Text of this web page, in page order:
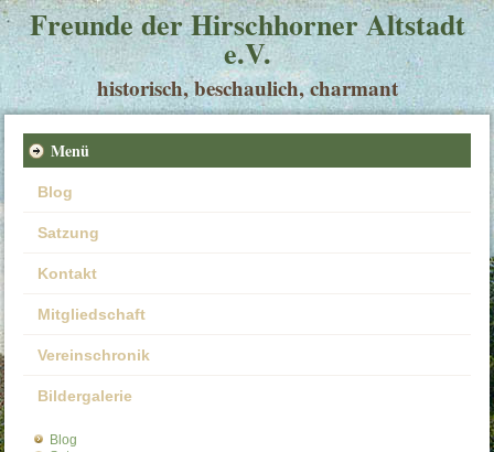
Freunde der Hirschhorner Altstadt
e.V.
historisch, beschaulich, charmant
Menü
Blog
Satzung
Kontakt
Mitgliedschaft
Vereinschronik
Bildergalerie
Blog